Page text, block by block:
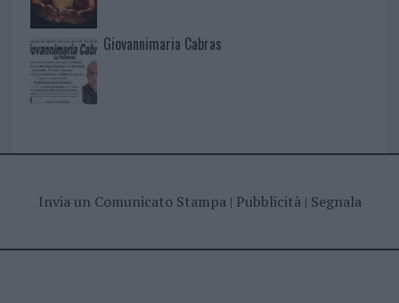
Giovannimaria Cabras
Invia un Comunicato Stampa| Pubblicità| Segnala